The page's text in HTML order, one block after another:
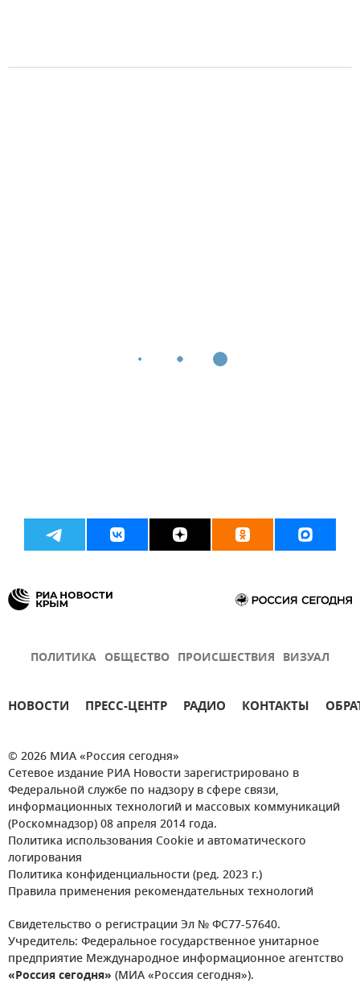
ПОЛИТИКА ОБЩЕСТВО ПРОИСШЕСТВИЯ ВИЗУАЛ
НОВОСТИ ПРЕСС-ЦЕНТР РАДИО КОНТАКТЫ
© 2026 МИА «Россия сегодня»
Сетевое издание РИА Новости зарегистрировано в
Федеральной службе по надзору в сфере связи,
информационных технологий и массовых коммуникаций
(Роскомнадзор) 08 апреля 2014 года.
Политика использования Cookie и автоматического
логирования
Политика конфиденциальности (ред. 2023 г.)
Правила применения рекомендательных технологий
Свидетельство о регистрации Эл № ФС77-57640.
Учредитель: Федеральное государственное унитарное
предприятие Международное информационное агентство
«Россия сегодня» (МИА «Россия сегодня»).